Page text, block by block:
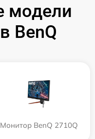
модели
BenQ
Монитор BenQ 2710Q